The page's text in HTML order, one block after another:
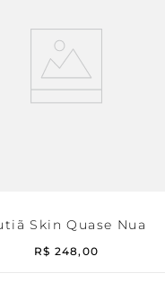
Skin Quase Nua
R$ 248, 00